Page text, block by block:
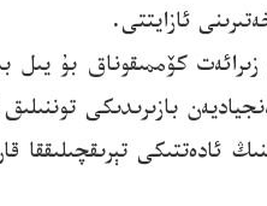
ئازايتتى.
كۆممىقوناق بۇ يىل
بازىرىدىكى